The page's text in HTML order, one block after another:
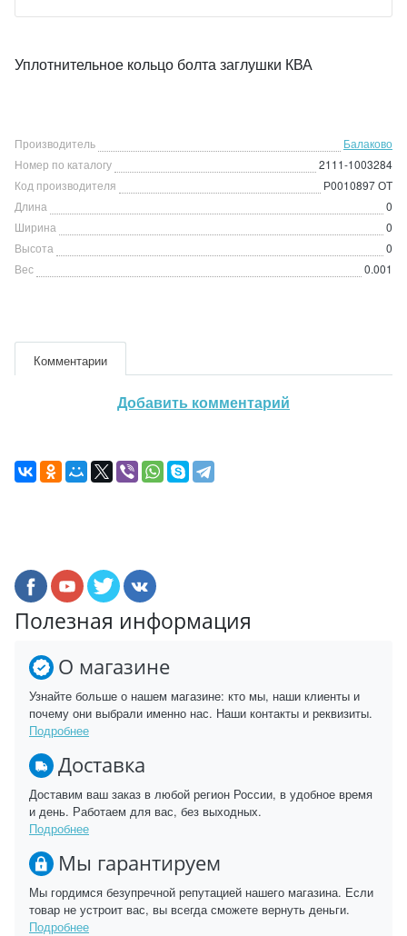
Уплотнительное кольцо болта заглушки КВА
Производитель
Балаково
Номер по каталогу
2111-1003284
Код производителя
Р0010897 ОТ
Длина
0
Ширина
0
Высота
0
Вес
0.001
Комментарии
Добавить комментарий
Полезная информация
О магазине
Узнайте больше о нашем магазине: кто мы, наши клиенты и
почему они выбрали именно нас. Наши контакты и реквизиты.
Подробнее
Доставка
Доставим ваш заказ в любой регион России, в удобное время
и день. Работаем для вас, без выходных.
Подробнее
Мы гарантируем
Мы гордимся безупречной репутацией нашего магазина. Если
товар не устроит вас, вы всегда сможете вернуть деньги.
Подробнее